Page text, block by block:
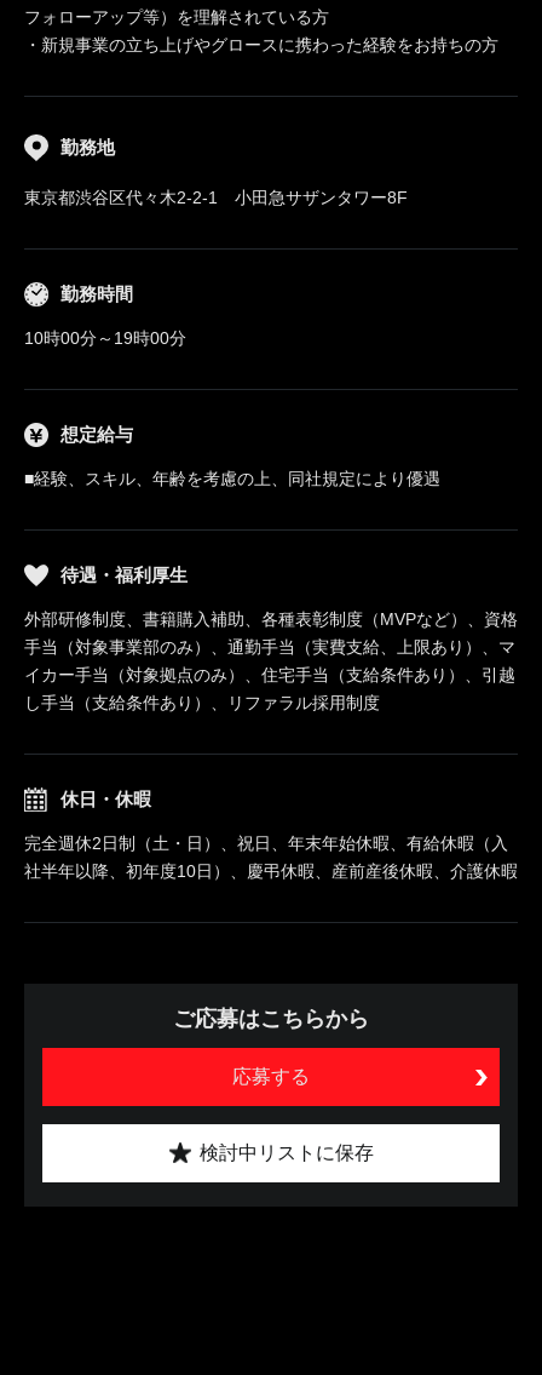
フォローアップ等）を理解されている方
・新規事業の立ち上げやグロースに携わった経験をお持ちの方
勤務地
東京都渋谷区代々木2-2-1 小田急サザンタワー8F
勤務時間
10時00分～19時00分
想定給与
■経験、スキル、年齢を考慮の上、同社規定により優遇
待遇・福利厚生
外部研修制度、書籍購入補助、各種表彰制度（MVPなど）、資格
手当（対象事業部のみ）、通勤手当（実費支給、上限あり）、マ
イカー手当（対象拠点のみ）、住宅手当（支給条件あり）、引越
し手当（支給条件あり）、リファラル採用制度
休日・休暇
完全週休2日制（土・日）、祝日、年末年始休暇、有給休暇（入
社半年以降、初年度10日）、慶弔休暇、産前産後休暇、介護休暇
ご応募はこちらから
応募する
検討中リストに保存